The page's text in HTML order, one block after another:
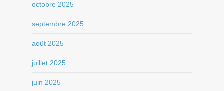
octobre 2025
septembre 2025
août 2025
juillet 2025
juin 2025